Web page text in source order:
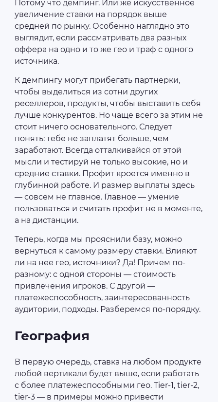
Потому что демпинг. Или же искусственное
увеличение ставки на порядок выше
средней по рынку. Особенно наглядно это
выглядит, если рассматривать два разных
оффера на одно и то же гео и траф с одного
источника.
К демпингу могут прибегать партнерки,
чтобы выделиться из сотни других
реселлеров, продукты, чтобы выставить себя
лучше конкурентов. Но чаще всего за этим не
стоит ничего основательного. Следует
понять: тебе не заплатят больше, чем
заработают. Всегда отталкивайся от этой
мысли и тестируй не только высокие, но и
средние ставки. Профит кроется именно в
глубинной работе. И размер выплаты здесь
— совсем не главное. Главное — умение
пользоваться и считать профит не в моменте,
а на дистанции.
Теперь, когда мы прояснили базу, можно
вернуться к самому размеру ставки. Влияют
ли на нее гео, источники? Да! Причем по-
разному: с одной стороны — стоимость
привлечения игроков. С другой —
платежеспособность, заинтересованность
аудитории, подходы. Разберемся по-порядку.
География
В первую очередь, ставка на любом продукте
любой вертикали будет выше, если работать
с более платежеспособными гео. Tier-1, tier-2,
tier-3 — в примеры можно привести